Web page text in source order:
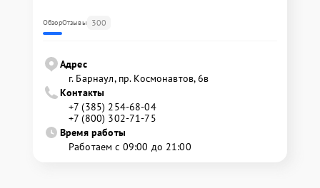
ОбзорОтзывы 300
Адрес
г. Барнаул, ​пр. Космонавтов, 6в
Контакты
+7 (385) 254-68-04
+7 (800) 302-71-75
Время работы
Работаем с 09:00 до 21:00